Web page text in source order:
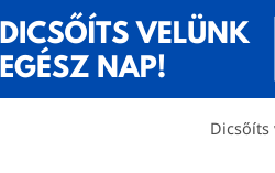
Dicsőíts